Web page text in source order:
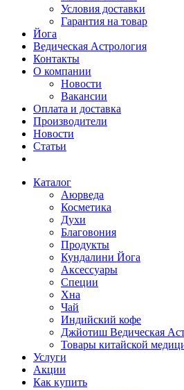
Условия доставки
Гарантия на товар
Йога
Ведическая Астрология
Контакты
О компании
Новости
Вакансии
Оплата и доставка
Производители
Новости
Статьи
Каталог
Аюрведа
Косметика
Духи
Благовония
Продукты
Кундалини Йога
Аксессуары
Специи
Хна
Чай
Индийский кофе
Джйотиш Ведическая
Товары китайской
Услуги
Акции
Как купить